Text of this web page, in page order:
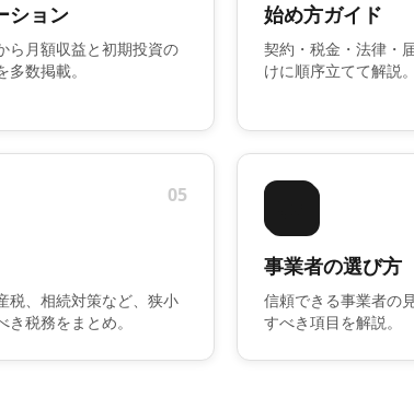
ション
ら月額収益と初期投資の
数掲載。
始め方ガイド
契約・税金・法律・
けに順序立てて解説。
05
税、相続対策など、狭小
税務をまとめ。
事業者の選び方
信頼できる事業者の
すべき項目を解説。